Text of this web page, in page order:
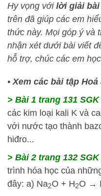
Hy vọng với lời giải bài
trên đã giúp các em
thức này. Mọi góp ý và
nhận xét dưới bài viết
hỗ trợ, chúc các em
• Xem các bài tập
> Bài 1 trang 131 SGK
các kim loại kali K và
với nước tạo thành
hiđro...
> Bài 2 trang 132 SGK
trình hóa học của
đây: a) Na2O + H2O →